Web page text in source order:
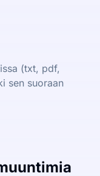
(txt, pdf,
sen suoraan